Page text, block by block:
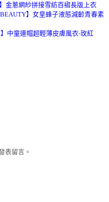
金蔥網紗拼接雪紡百褶長版上衣
】女皇蜂子液態減齡青春素
中童連帽超輕薄皮膚風衣-玫紅
表留言。